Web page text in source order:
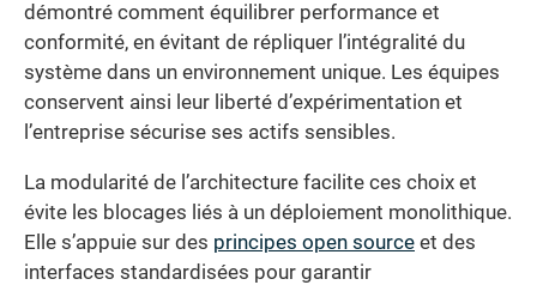
démontré comment équilibrer performance et
conformité, en évitant de répliquer l’intégralité du
système dans un environnement unique. Les équipes
conservent ainsi leur liberté d’expérimentation et
l’entreprise sécurise ses actifs sensibles.
La modularité de l’architecture facilite ces choix et
évite les blocages liés à un déploiement monolithique.
Elle s’appuie sur des principes open source et des
interfaces standardisées pour garantir